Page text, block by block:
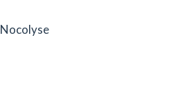
Nocolyse